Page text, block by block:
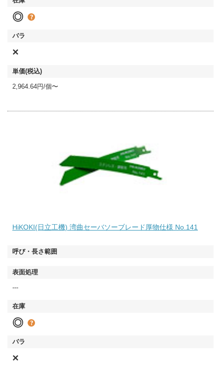
◎
×
2,964.64円/個〜
HiKOKI(日立工機) 湾曲セーバソーブレード厚物仕様 No.141
---
◎
×